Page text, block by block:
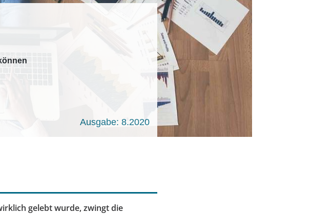
Ausgabe: 8.2020
gelebt wurde, zwingt die